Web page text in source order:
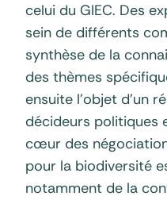
celui du GIEC. Des
sein de différents
synthèse de la
des thèmes
ensuite l’objet d’un
décideurs politiques
cœur des
pour la biodiversité
notamment de la